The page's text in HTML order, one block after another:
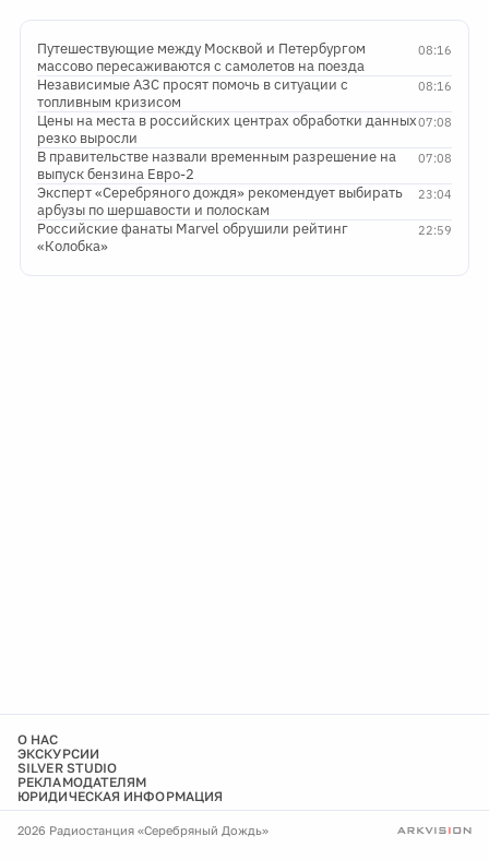
08:16
Путешествующие между Москвой и Петербургом
массово пересаживаются с самолетов на поезда
08:16
Независимые АЗС просят помочь в ситуации с
топливным кризисом
07:08
Цены на места в российских центрах обработки данных
резко выросли
07:08
В правительстве назвали временным разрешение на
выпуск бензина Евро-2
23:04
Эксперт «Серебряного дождя» рекомендует выбирать
арбузы по шершавости и полоскам
22:59
Российские фанаты Marvel обрушили рейтинг
«Колобка»
О НАС
ЭКСКУРСИИ
SILVER STUDIO
РЕКЛАМОДАТЕЛЯМ
ЮРИДИЧЕСКАЯ ИНФОРМАЦИЯ
2026 Радиостанция «Серебряный Дождь»